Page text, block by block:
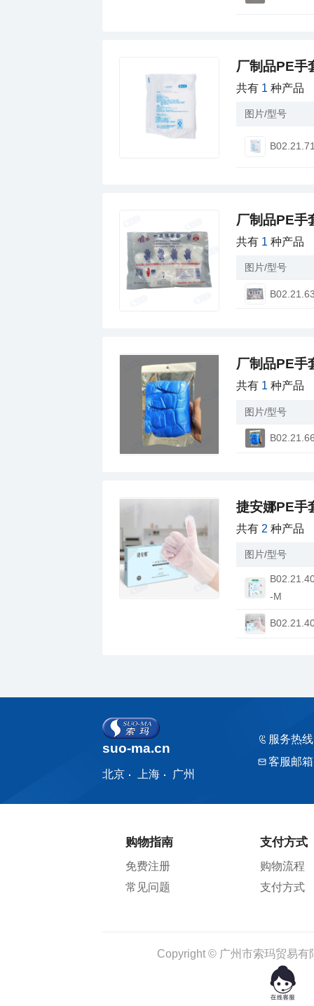
厂制品PE手
共有 1 种产品
图片/型号
厂制品PE手
共有 1 种产品
图片/型号
厂制品PE手
共有 1 种产品
图片/型号
捷安娜PE手
共有 2 种产品
图片/型号
-M
suo-ma.cn
北京 上海 广州
服务热
客服邮
购物指南
免费注册
常见问题
支付方式
购物流程
支付方式
Copyright © 广州市索玛贸易